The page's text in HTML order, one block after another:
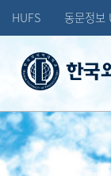
HUFS 동문정